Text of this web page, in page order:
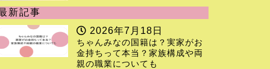
新記事
2026年7月18日
ちゃんみなの国籍は？実家がお
金持ちって本当？家族構成や両
親の職業についても